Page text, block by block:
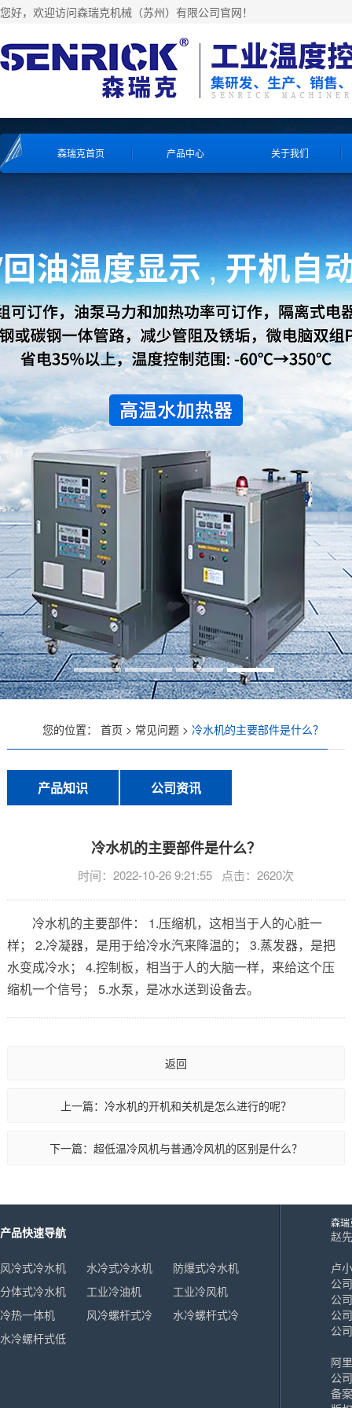
您好，欢迎访问森瑞克机械（苏州）有限公司官网！
森瑞克首页 产品中心
工业冷水机系列
工业冷水机系列
风冷式冷水机
水冷式冷水机
低温式水冷机
冷热一体恒温机
行业专用制冷设备
螺杆式冷水机系列
螺杆式冷水机系列
螺杆式冷水机系列
螺杆式冷水机系列
螺杆式冷水机系列
风冷螺杆式冷水机
风冷式冷油机
水冷式冷油机
低温冷油机
工业冷风机系列
风冷式冷风机
工业模温机系列
关于我们
您的位置： 首页 > 常见问题> 冷水机的主要部件是什么？
产品知识 公司资讯
冷水机的主要部件是什么？
时间：2022-10-26 9:21:55 点击：2620次
冷水机的主要部件： 1.压缩机，这相当于人的心脏一
样； 2.冷凝器，是用于给冷水汽来降温的； 3.蒸发器，是把
水变成冷水； 4.控制板，相当于人的大脑一样，来给这个压
缩机一个信号； 5.水泵，是冰水送到设备去。
返回
上一篇：冷水机的开机和关机是怎么进行的呢？
下一篇：超低温冷风机与普通冷风机的区别是什么？
产品快速导航
风冷式冷水机 水冷式冷水机
防爆式冷水机
分体式冷水机
工业冷油机
工业冷风机
冷热一体机
风冷螺杆式冷
水冷螺杆式冷
水冷螺杆式低
森瑞
赵
卢
公
公
公
公
阿
公
备